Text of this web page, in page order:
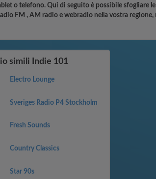
o telefono. Qui di seguito è possibile sfogliare
FM , AM radio e webradio nella vostra
simili Indie 101
Electro Lounge
Sveriges Radio P4 Stockholm
Fresh Sounds
Country Classics
Star 90s